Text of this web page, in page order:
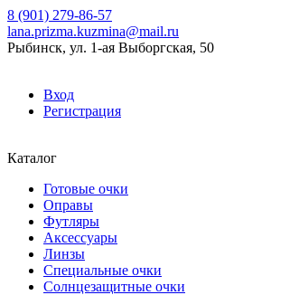
8 (901) 279-86-57
lana.prizma.kuzmina@mail.ru
Рыбинск, ул. 1-ая Выборгская, 50
Вход
Регистрация
Каталог
Готовые очки
Оправы
Футляры
Аксессуары
Линзы
Специальные очки
Солнцезащитные очки